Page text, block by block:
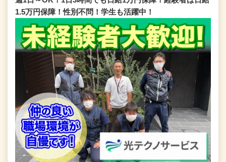
1.5万円保障！性別不問！学生も活躍中！